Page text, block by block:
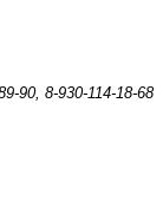
90, 8-930-114-18-68